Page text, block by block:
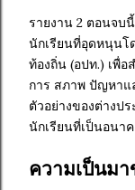
รายงาน 2 ตอนจบ
นักเรียนที่อุดหนุนโ
ท้องถิ่น (อปท.) เพื่
การ สภาพ ปัญหาแ
ตัวอย่างของต่างป
นักเรียนที่เป็นอนา
ความเป็นมา